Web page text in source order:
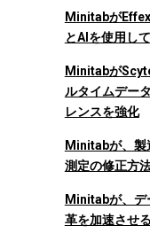
Minitabが
とAIを使用し
Minitabが
ルタイムデー
レンスを強化
Minitabが、製
測定の修正方
Minitabが、デ
革を加速させ